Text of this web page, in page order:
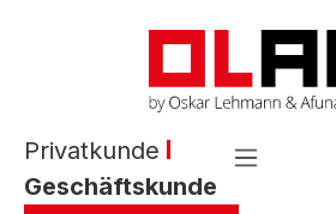
Privatkunde
Geschäftskunde